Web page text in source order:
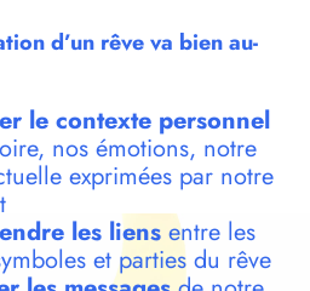
d’un rêve va bien au-
le contexte personnel
nos émotions, notre
exprimées par notre
les liensentre les
et parties du rêve